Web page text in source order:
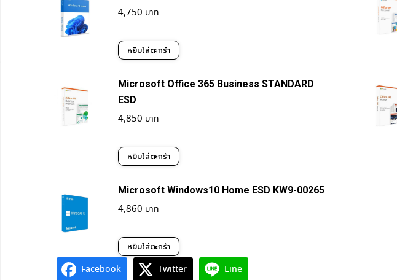
4,750
หยิบใส่ตะกร้า
Microsoft Office 365 Business STANDARD
ESD
4,850
หยิบใส่ตะกร้า
Microsoft Windows10 Home ESD KW9-00265
4,860
หยิบใส่ตะกร้า
Facebook Twitter Line